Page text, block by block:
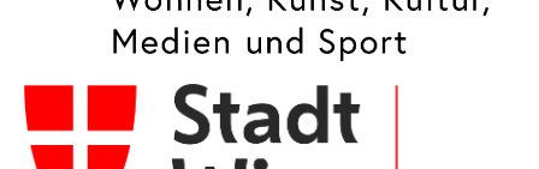
MITTEILUNGEN Archiv
TERMINE
TERMINE sortiert
LYRIK IM MÄRZ